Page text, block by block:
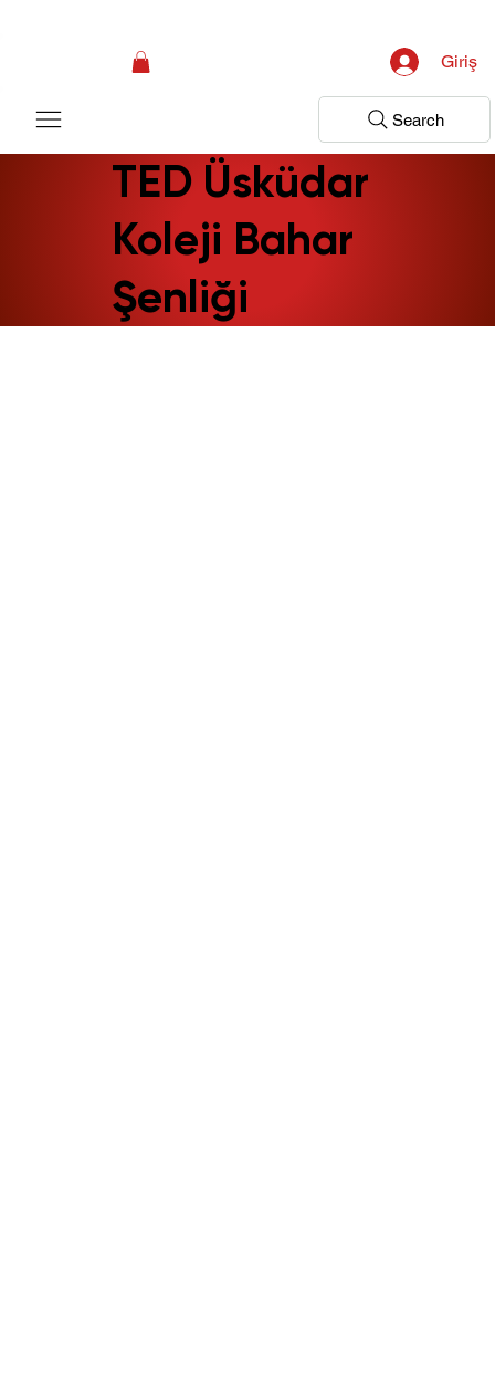
Giriş
Search
TED Üsküdar
Koleji Bahar
Şenliği